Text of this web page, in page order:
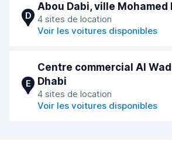
D
Abou Dabi, ville Mohamed
4 sites de location
Voir les voitures disponibles
E
Centre commercial Al
Dhabi
4 sites de location
Voir les voitures disponibles